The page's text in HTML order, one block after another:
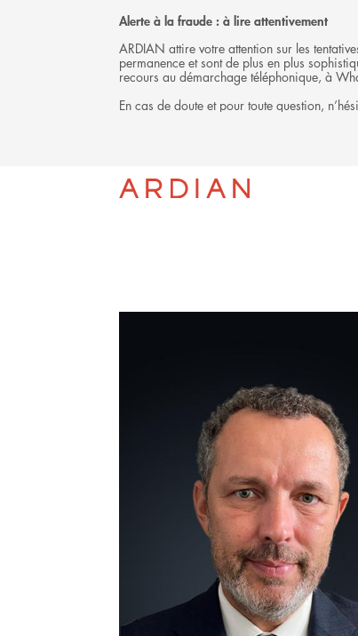
Alerte à la fraude : à lire attentivement
ARDIAN attire votre attention sur les
permanence et sont de plus en plus
recours au démarchage téléphonique, à
En cas de doute et pour toute question,